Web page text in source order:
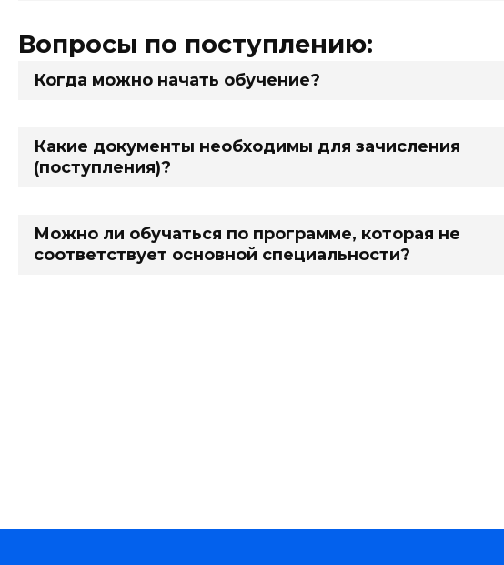
Вопросы по поступлению:
Когда можно начать обучение?
Какие документы необходимы для зачисления
(поступления)?
Можно ли обучаться по программе, которая не
соответствует основной специальности?